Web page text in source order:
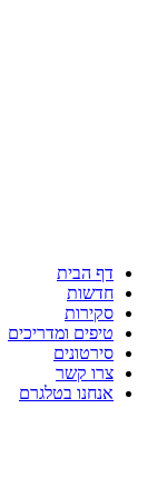
דף הבית
חדשות
סקירות
טיפים ומדריכים
סירטונים
צרו קשר
אנחנו בטלגרם